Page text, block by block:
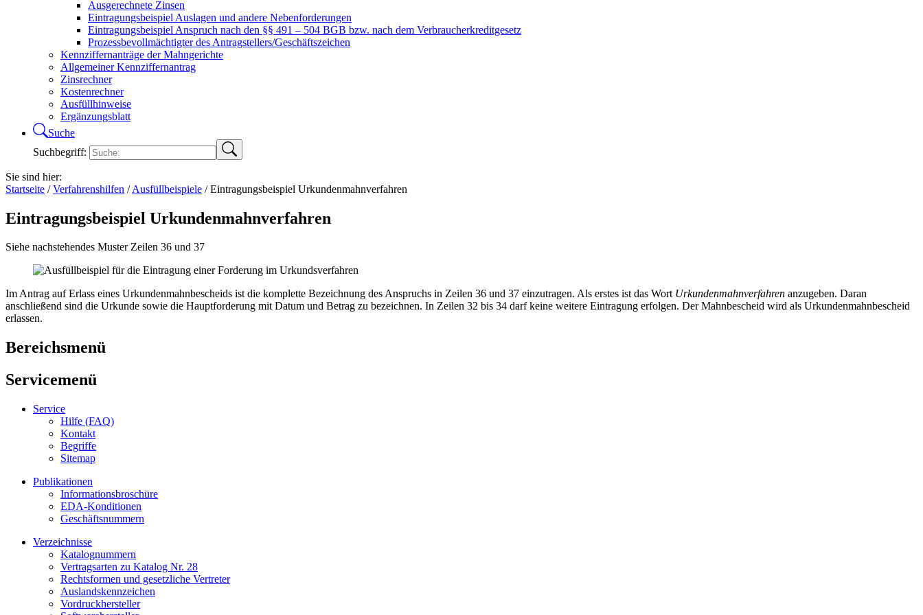
Ausgerechnete Zinsen
Eintragungsbeispiel Auslagen und andere Nebenforderungen
Eintragungsbeispiel Anspruch nach den §§ 491 – 504 BGB bzw. nach dem Verbraucherkreditgesetz
Prozessbevollmächtigter des Antragstellers/Geschäftszeichen
Kennziffernanträge der Mahngerichte
Allgemeiner Kennziffernantrag
Zinsrechner
Kostenrechner
Ausfüllhinweise
Ergänzungsblatt
Suche
Suchbegriff:
Sie sind hier:
Startseite /Verfahrenshilfen /Ausfüllbeispiele /Eintragungsbeispiel Urkundenmahnverfahren
Eintragungsbeispiel Urkundenmahnverfahren
Siehe nachstehendes Muster Zeilen 36 und 37
Im Antrag auf Erlass eines Urkundenmahnbescheids ist die komplette Bezeichnung des Anspruchs in Zeilen 36 und 37 einzutragen. Als erstes ist das Wort Urkundenmahnverfahren anzugeben. Daran
anschließend sind die Urkunde sowie die Hauptforderung mit Datum und Betrag zu bezeichnen. In Zeilen 32 bis 34 darf keine weitere Eintragung erfolgen. Der Mahnbescheid wird als Urkundenmahnbescheid
erlassen.
Bereichsmenü
Servicemenü
Service
Hilfe (FAQ)
Kontakt
Begriffe
Sitemap
Publikationen
Informationsbroschüre
EDA-Konditionen
Geschäftsnummern
Verzeichnisse
Katalognummern
Vertragsarten zu Katalog Nr. 28
Rechtsformen und gesetzliche Vertreter
Auslandskennzeichen
Vordruckhersteller